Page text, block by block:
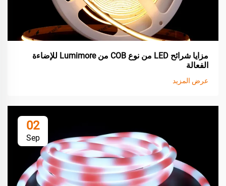
مزايا شرائح LED من نوع COB من Lumimore للإضاءة
الفعالة
عرض المزيد
02
Sep